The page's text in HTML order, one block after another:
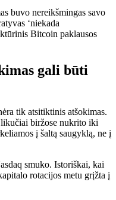
buvo nereikšmingas savo
‘niekada
Bitcoin paklausos
gali būti
tik atsitiktinis atšokimas.
biržose nukrito iki
į šaltą saugyklą, ne į
smuko. Istoriškai, kai
rotacijos metu grįžta į